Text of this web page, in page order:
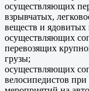
осуществляющих
взрывчатых,
веществ и ядовитых
осуществляющих
перевозящих
грузы;
осуществляющих
велосипедистов